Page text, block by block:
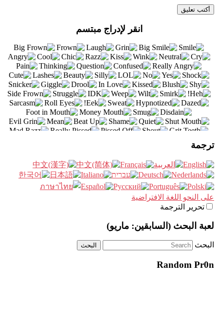
انقر لإدراج مبتسم
ترجمة
على النحو اللغة الافتراضية
تحرير الترجمة
لعبة البحث (السابقين: ماريو)
البحث
Random Pr0n